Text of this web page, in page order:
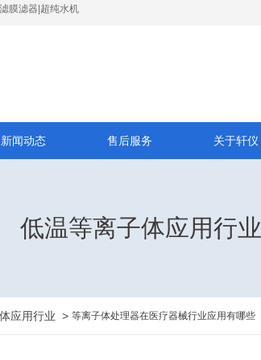
膜滤器|超纯水机
新闻动态 售后服务 关于轩仪
低温等离子体应用行业
应用行业 > 等离子体处理器在医疗器械行业应用有哪些